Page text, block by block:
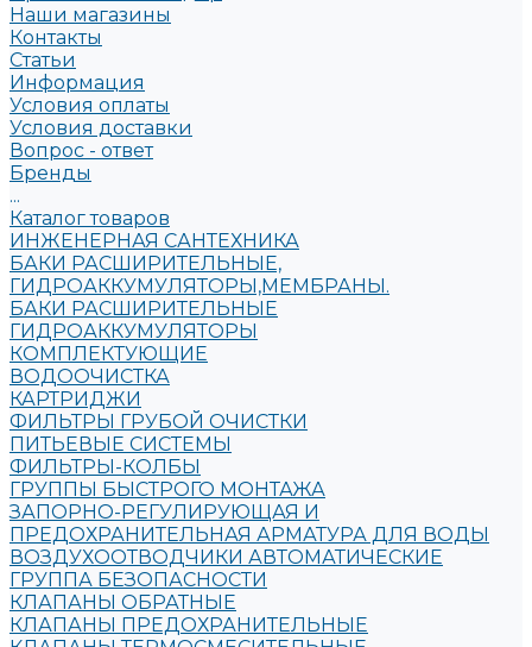
Наши магазины
Контакты
Статьи
Информация
Условия оплаты
Условия доставки
Вопрос - ответ
Бренды
...
Каталог товаров
ИНЖЕНЕРНАЯ САНТЕХНИКА
БАКИ РАСШИРИТЕЛЬНЫЕ,
ГИДРОАККУМУЛЯТОРЫ,МЕМБРАНЫ.
БАКИ РАСШИРИТЕЛЬНЫЕ
ГИДРОАККУМУЛЯТОРЫ
КОМПЛЕКТУЮЩИЕ
ВОДООЧИСТКА
КАРТРИДЖИ
ФИЛЬТРЫ ГРУБОЙ ОЧИСТКИ
ПИТЬЕВЫЕ СИСТЕМЫ
ФИЛЬТРЫ-КОЛБЫ
ГРУППЫ БЫСТРОГО МОНТАЖА
ЗАПОРНО-РЕГУЛИРУЮЩАЯ И
ПРЕДОХРАНИТЕЛЬНАЯ АРМАТУРА ДЛЯ ВОДЫ
ВОЗДУХООТВОДЧИКИ АВТОМАТИЧЕСКИЕ
ГРУППА БЕЗОПАСНОСТИ
КЛАПАНЫ ОБРАТНЫЕ
КЛАПАНЫ ПРЕДОХРАНИТЕЛЬНЫЕ